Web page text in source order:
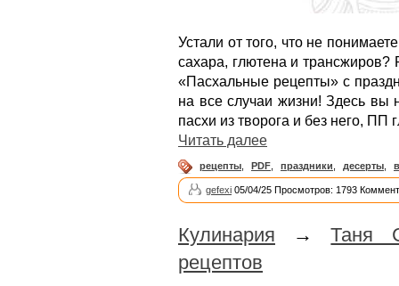
Устали от того, что не
сахара, глютена и
«Пасхальные рецепты» с
на все случаи жизни! Здесь вы
пасхи из творога и без него, ПП
Читать далее
рецепты PDF праздники десерты
gefexi 05/04/25 Просмотров: 1793
Кулинария →Таня
рецептов